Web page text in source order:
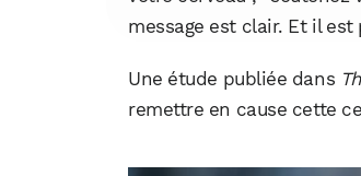
message est clair. Et il
Une étude publiée dans
remettre en cause cette